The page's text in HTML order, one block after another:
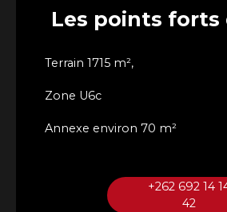
Les points forts
Terrain 1715 m²,
Zone U6c
Annexe environ 70 m²
+262 692 14
42